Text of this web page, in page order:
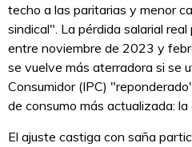
techo a las paritarias y menor
sindical". La pérdida salarial
entre noviembre de 2023 y
se vuelve más aterradora si se
Consumidor (IPC)
de consumo más actualizada:
El ajuste castiga con saña